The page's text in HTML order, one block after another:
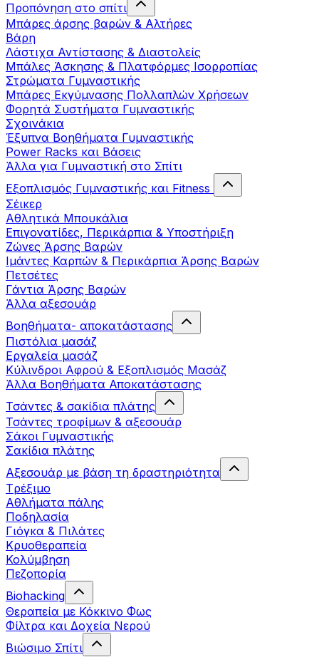
Προπόνηση στο σπίτι
Μπάρες άρσης βαρών & Αλτήρες
Βάρη
Λάστιχα Αντίστασης & Διαστολείς
Μπάλες Άσκησης & Πλατφόρμες Ισορροπίας
Στρώματα Γυμναστικής
Μπάρες Εκγύμνασης Πολλαπλών Χρήσεων
Φορητά Συστήματα Γυμναστικής
Σχοινάκια
Έξυπνα Βοηθήματα Γυμναστικής
Power Racks και Βάσεις
Άλλα για Γυμναστική στο Σπίτι
Εξοπλισμός Γυμναστικής και Fitness
Σέικερ
Αθλητικά Μπουκάλια
Επιγονατίδες, Περικάρπια & Υποστήριξη
Ζώνες Άρσης Βαρών
Ιμάντες Καρπών & Περικάρπια Άρσης Βαρών
Πετσέτες
Γάντια Άρσης Βαρών
Άλλα αξεσουάρ
Βοηθήματα- αποκατάστασης
Πιστόλια μασάζ
Εργαλεία μασάζ
Κύλινδροι Αφρού & Εξοπλισμός Μασάζ
Άλλα Βοηθήματα Αποκατάστασης
Τσάντες & σακίδια πλάτης
Τσάντες τροφίμων & αξεσουάρ
Σάκοι Γυμναστικής
Σακίδια πλάτης
Αξεσουάρ με βάση τη δραστηριότητα
Tρέξιμο
Αθλήματα πάλης
Ποδηλασία
Γιόγκα & Πιλάτες
Κρυοθεραπεία
Κολύμβηση
Πεζοπορία
Biohacking
Θεραπεία με Κόκκινο Φως
Φίλτρα και Δοχεία Νερού
Βιώσιμο Σπίτι